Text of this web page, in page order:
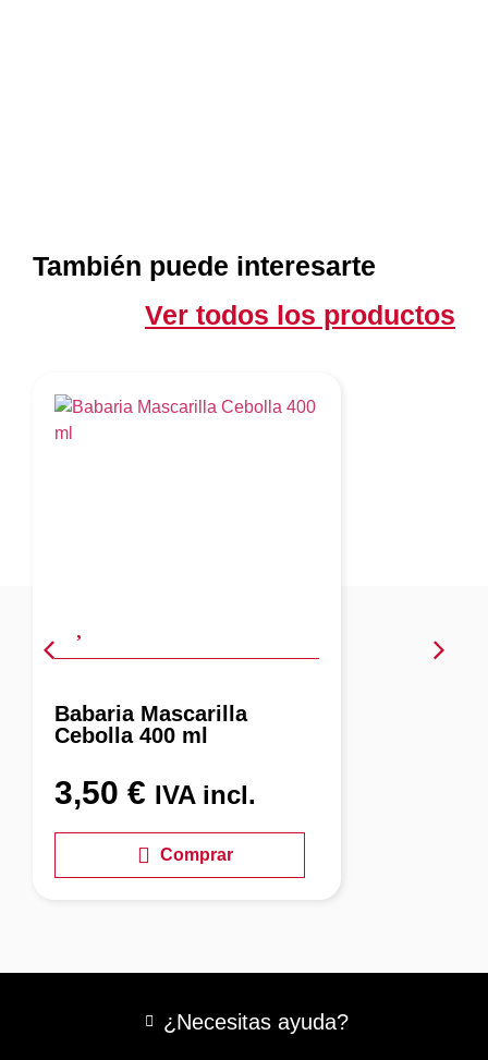
También puede interesarte
Ver todos los productos
Babaria Mascarilla
Cebolla 400 ml
3,50 € IVA incl.
Comprar
¿Necesitas ayuda?